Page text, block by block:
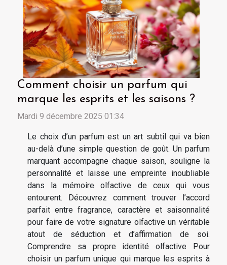
Comment choisir un parfum qui
marque les esprits et les saisons ?
Mardi 9 décembre 2025 01:34
Le choix d’un parfum est un art subtil qui va bien
au-delà d’une simple question de goût. Un parfum
marquant accompagne chaque saison, souligne la
personnalité et laisse une empreinte inoubliable
dans la mémoire olfactive de ceux qui vous
entourent. Découvrez comment trouver l’accord
parfait entre fragrance, caractère et saisonnalité
pour faire de votre signature olfactive un véritable
atout de séduction et d’affirmation de soi.
Comprendre sa propre identité olfactive Pour
choisir un parfum unique qui marque les esprits à